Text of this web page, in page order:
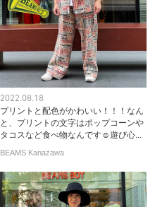
2022.08.18
プリントと配色がかわいい！！！なん
と、プリントの文字はポップコーンや
タコスなど食べ物なんです☺︎遊び心...
BEAMS Kanazawa